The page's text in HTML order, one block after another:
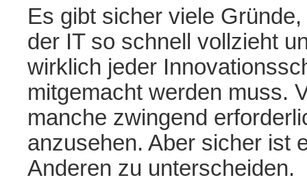
Es gibt sicher viele
der IT so schnell vollzieht
wirklich jeder
mitgemacht werden muss.
manche zwingend
anzusehen. Aber sicher ist
Anderen zu unterscheiden.